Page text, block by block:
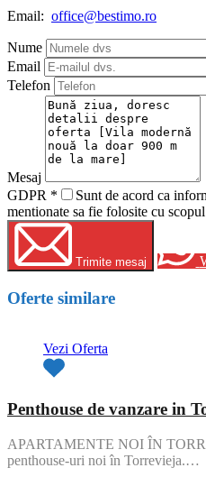
Email: office@bestimo.ro
Nume
Email
Telefon
Mesaj
GDPR *
Sunt de acord ca
mentionate sa fie folosite cu
Trimite mesaj
Oferte similare
Vezi Oferta
Penthouse de vanzare in
APARTAMENTE NOI ÎN
penthouse-uri noi în Torrevieja.…